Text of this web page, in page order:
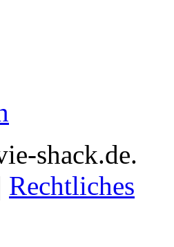
shack.de.
Rechtliches